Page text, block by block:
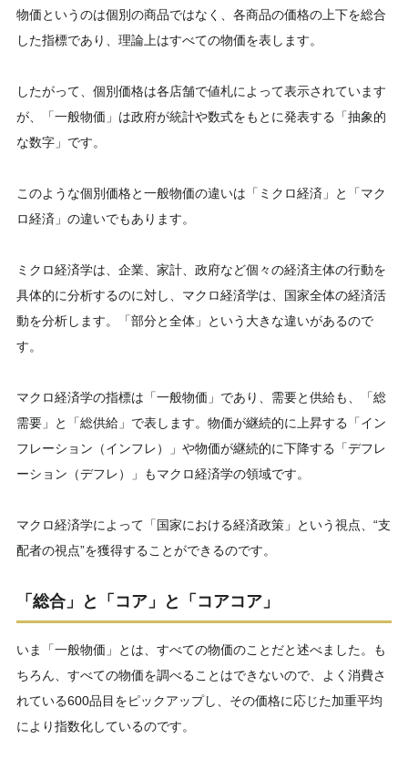
物価というのは個別の商品ではなく、各商品の価格の上下を総合
した指標であり、理論上はすべての物価を表します。
したがって、個別価格は各店舗で値札によって表示されています
が、「一般物価」は政府が統計や数式をもとに発表する「抽象的
な数字」です。
このような個別価格と一般物価の違いは「ミクロ経済」と「マク
ロ経済」の違いでもあります。
ミクロ経済学は、企業、家計、政府など個々の経済主体の行動を
具体的に分析するのに対し、マクロ経済学は、国家全体の経済活
動を分析します。「部分と全体」という大きな違いがあるので
す。
マクロ経済学の指標は「一般物価」であり、需要と供給も、「総
需要」と「総供給」で表します。物価が継続的に上昇する「イン
フレーション（インフレ）」や物価が継続的に下降する「デフレ
ーション（デフレ）」もマクロ経済学の領域です。
マクロ経済学によって「国家における経済政策」という視点、“支
配者の視点”を獲得することができるのです。
「総合」と「コア」と「コアコア」
いま「一般物価」とは、すべての物価のことだと述べました。も
ちろん、すべての物価を調べることはできないので、よく消費さ
れている600品目をピックアップし、その価格に応じた加重平均
により指数化しているのです。